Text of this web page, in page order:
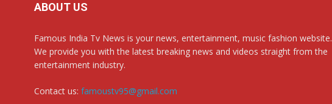
ABOUT US
Famous India Tv News is your news, entertainment, music fashion website.
We provide you with the latest breaking news and videos straight from the
entertainment industry.
Contact us: famoustv95@gmail.com